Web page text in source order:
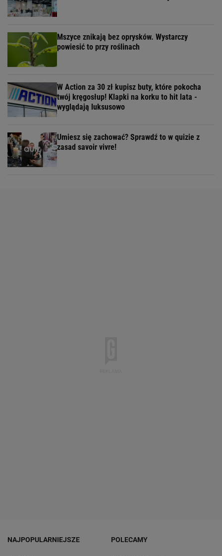
Mszyce znikają bez oprysków. Wystarczy
powiesić to przy roślinach
W Action za 30 zł kupisz buty, które pokocha
twój kręgosłup! Klapki na korku to hit lata -
wyglądają luksusowo
Umiesz się zachować? Sprawdź to w quizie z
zasad savoir vivre!
NAJPOPULARNIEJSZE POLECAMY